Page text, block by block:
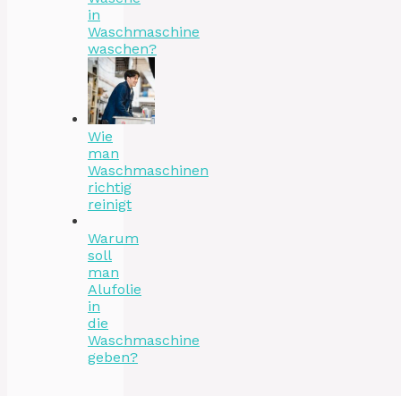
in
Waschmaschine
waschen?
Wie
man
Waschmaschinen
richtig
reinigt
Warum
soll
man
Alufolie
in
die
Waschmaschine
geben?